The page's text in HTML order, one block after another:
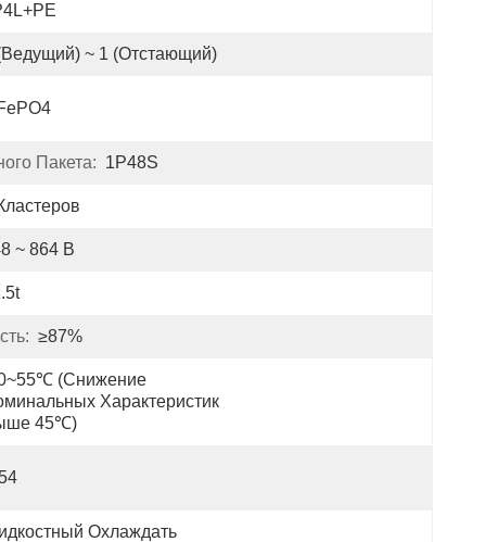
~ 1 (отстающий)
Пакета: 1P48S
~ 864 В
≥87%
(Снижение
Характеристик
45℃)
Охлаждать